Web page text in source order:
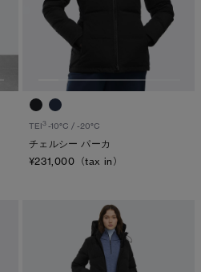
TEI3-10°C / -20°C
チェルシー パーカ
¥231,000（tax in）